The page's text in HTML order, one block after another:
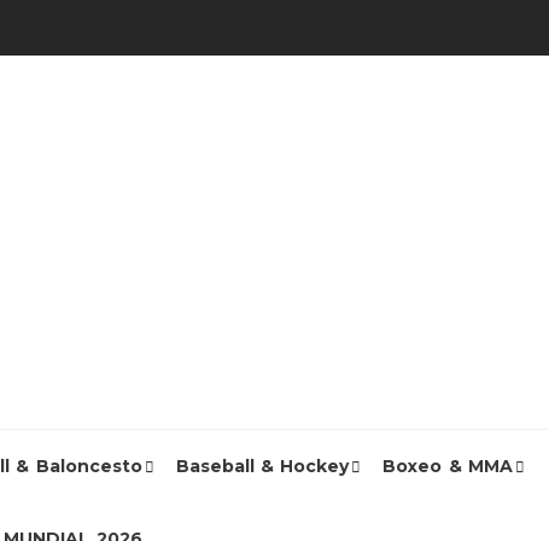
& Baloncesto Baseball & Hockey Boxeo & MMA